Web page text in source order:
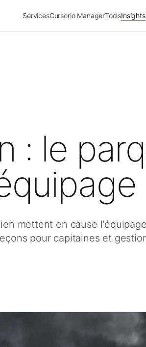
ServicesCursorio ManagerToolsInsights
: le
mettent en cause
pour capitaines et